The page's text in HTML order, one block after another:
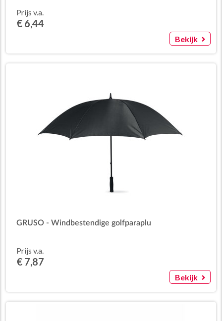
Prijs v.a.
€ 6,44
Bekijk
GRUSO - Windbestendige golfparaplu
Prijs v.a.
€ 7,87
Bekijk